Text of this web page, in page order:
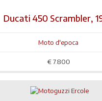
Ducati 450 Scrambler,
Moto d'epoca
€ 7.800